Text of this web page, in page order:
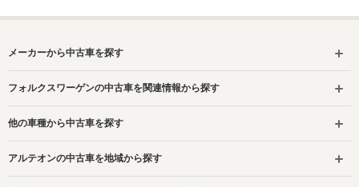
メーカーから中古車を探す
フォルクスワーゲンの中古車を関連情報から探す
他の車種から中古車を探す
アルテオンの中古車を地域から探す